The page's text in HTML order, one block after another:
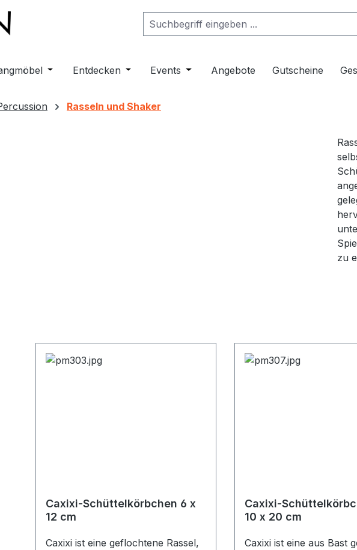
Schließe das Dropdown der Kategorie Musikinstrumente
Öffne oder Schließe das Dropdown der Kategorie Klangmöbel
Entdecken Öffne oder Schließe das Dropdown der Kategorie
Events Öffne oder Schließe das Dropdown
Angebote Gutscheine
Rasseln und Shaker
zu
Caxixi-Schüttelkörbchen 6 x
12 cm
Caxixi ist eine geflochtene Rassel,
Caxixi-
10 x 20 cm
Caxixi ist eine aus Bast